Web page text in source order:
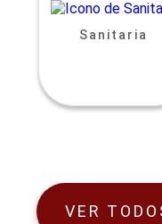
Sanitaria
VER